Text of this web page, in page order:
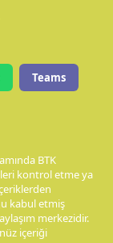
Teams
BTK
kontrol etme ya
kabul etmiş
merkezidir.
içeriği